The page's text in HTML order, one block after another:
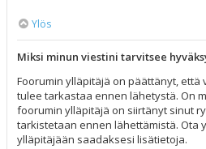
Ylös
Miksi minun viestini tarvitsee
Foorumin ylläpitäjä on päättänyt, että
tulee tarkastaa ennen lähetystä. On
foorumin ylläpitäjä on siirtänyt sinut
tarkistetaan ennen lähettämistä. Ota
ylläpitäjään saadaksesi lisätietoja.